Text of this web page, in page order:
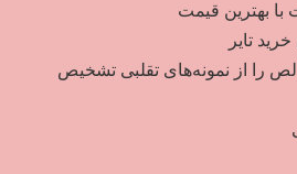
را از نمونه‌های تقلبی تشخیص